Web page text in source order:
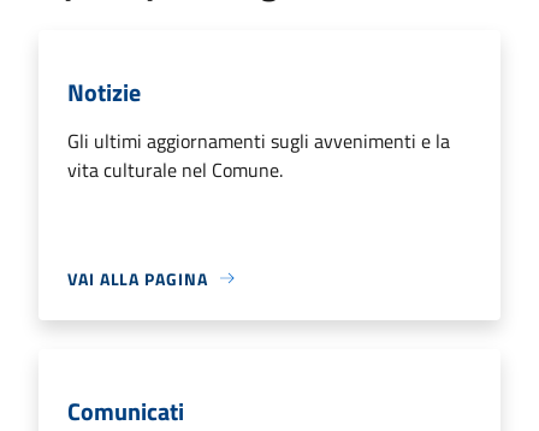
Notizie
Gli ultimi aggiornamenti sugli avvenimenti e la
vita culturale nel Comune.
VAI ALLA PAGINA
Comunicati